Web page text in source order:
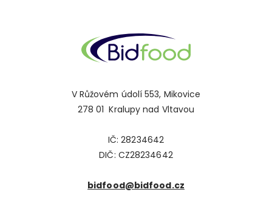
V Růžovém údolí 553, Mikovice
278 01 Kralupy nad Vltavou
IČ: 28234642
DIČ: CZ28234642
bidfood@bidfood.cz